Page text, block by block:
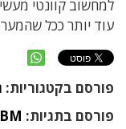
למחשוב קוונטי
עוד יותר ככל
פורסם בקטגוריות:
פורסם בתגיות: